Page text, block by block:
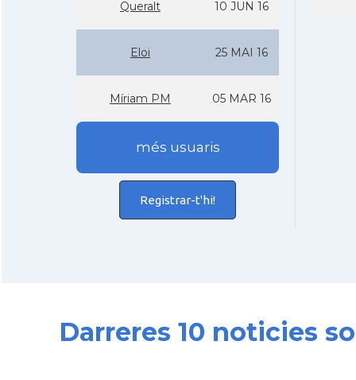
Queralt 10 JUN 16
Eloi 25 MAI 16
Mí­riam PM 05 MAR 16
més usuaris
Registrar-t'hi!
Darreres 10 noticies